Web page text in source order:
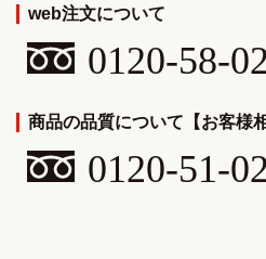
web注文について
0120-58-
商品の品質について【お客様
0120-51-